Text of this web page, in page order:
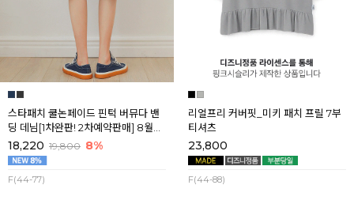
스타패치 쿨논페이드 핀턱 버뮤다 밴
딩 데님[1차완판! 2차예약판매] 8월셋
째주 순차배송
18,220 19,800 8%
F(44-77)
리얼프리 커버핏_미키 패치 프릴 7부
티셔츠
23,800
F(44-88)